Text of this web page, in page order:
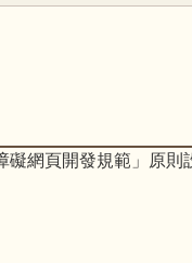
網頁開發規範」原